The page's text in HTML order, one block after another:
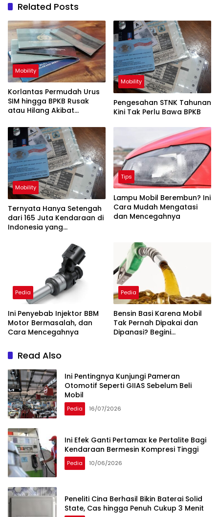
Related Posts
Mobility
Korlantas Permudah Urus
SIM hingga BPKB Rusak
atau Hilang Akibat
Mobility
Pengesahan STNK Tahunan
Kini Tak Perlu Bawa BPKB
Mobility
Ternyata Hanya Setengah
dari 165 Juta Kendaraan di
Indonesia yang
Tips
Lampu Mobil Berembun? Ini
Cara Mudah Mengatasi
dan Mencegahnya
Pedia
Ini Penyebab Injektor BBM
Motor Bermasalah, dan
Cara Mencegahnya
Pedia
Bensin Basi Karena Mobil
Tak Pernah Dipakai dan
Dipanasi? Begini
Read Also
Ini Pentingnya Kunjungi Pameran
Otomotif Seperti GIIAS Sebelum Beli
Mobil
Pedia 16/07/2026
Ini Efek Ganti Pertamax ke Pertalite Bagi
Kendaraan Bermesin Kompresi Tinggi
Pedia 10/06/2026
Peneliti Cina Berhasil Bikin Baterai Solid
State, Cas hingga Penuh Cukup 3 Menit